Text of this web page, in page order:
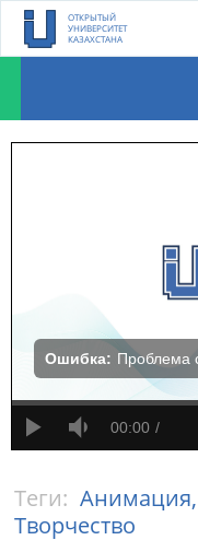
ОТКРЫТЫЙ
УНИВЕРСИТЕТ
КАЗАХСТАНА
Ошибка: Проблема
00:00
Теги: Анимация,
Творчество